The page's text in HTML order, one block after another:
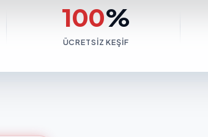
100%
ÜCRETSIZ KEŞIF